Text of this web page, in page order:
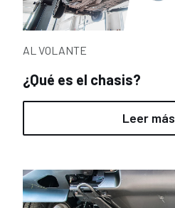
AL VOLANTE
¿Qué es el chasis?
Leer más